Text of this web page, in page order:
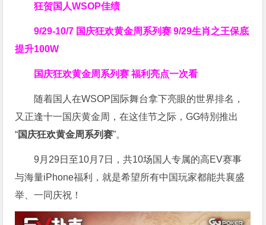
狂贺国人WSOP佳绩
9/29-10/7 国庆狂欢黄金周系列赛9/29生肖之王保底
提升100W
国庆狂欢黄金周系列赛 福利亮点一次看
随着国人在WSOP国际舞台拿下亮眼的世界排名，
又正逢十一国庆黄金周，在这佳节之际，GG特別推出
“国庆狂欢黄金周系列赛”。
9月29日至10月7日，共10场国人专属的高EV赛事
与海量iPhone福利，就是希望所有中国玩家都能共襄盛
举、一同庆祝！